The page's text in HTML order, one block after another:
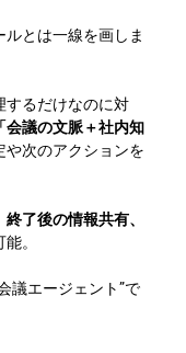
とは一線を画しま
するだけなのに対
「会議の文脈＋社内知
や次のアクションを
了後の情報共有、
。
議エージェント”で